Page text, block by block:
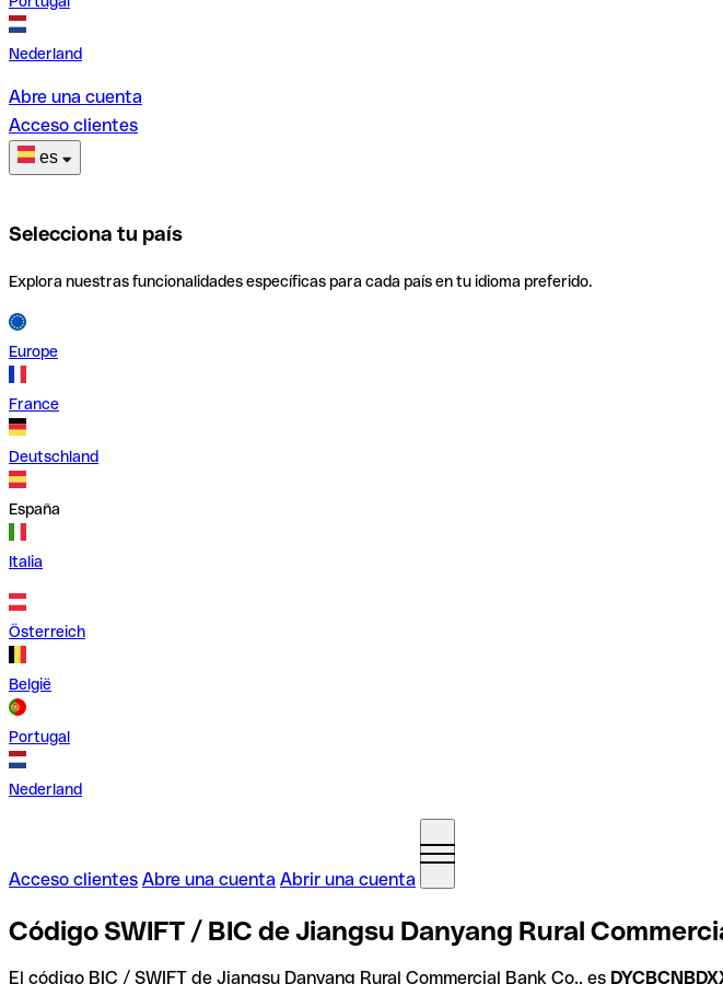
Nederland
Abre una cuenta
Acceso clientes
es
Selecciona tu país
Explora nuestras funcionalidades específicas para cada país en tu idioma preferido.
Europe
France
Deutschland
España
Italia
Österreich
België
Portugal
Nederland
Acceso clientes Abre una cuenta Abrir una cuenta
Código SWIFT / BIC de Jiangsu Danyang Rural
El código BIC / SWIFT de Jiangsu Danyang Rural Commercial Bank Co., es